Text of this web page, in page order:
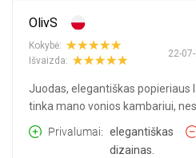
OlivS
22-
Kokybė:
Išvaizda:
Juodas, elegantiškas popieriaus
tinka mano vonios kambariui,
Privalumai
elegantiškas
dizainas.